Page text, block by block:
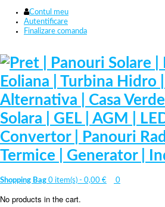
Contul meu
Autentificare
Finalizare comanda
Shopping Bag 0 item(s) - 0,00 € 0
No products in the cart.